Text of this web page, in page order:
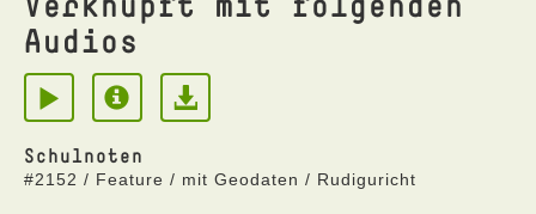
Audios
Schulnoten
#2152 / Feature / mit Geodaten / Rudiguricht